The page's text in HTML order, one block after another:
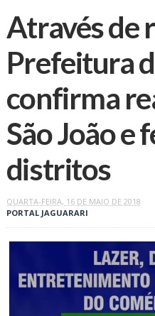
Através de
Prefeitura
confirma
São João e
distritos
QUARTA-FEIRA, 16 DE MAIO DE 2018
PORTAL JAGUARARI